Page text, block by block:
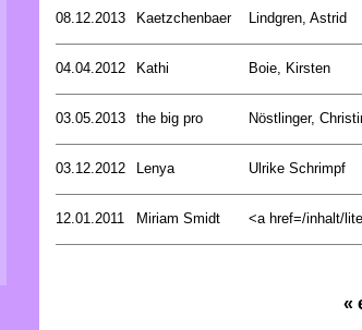
08.12.2013 Kaetzchenbaer Lindgren, Astrid
04.04.2012 Kathi Boie, Kirsten
03.05.2013 the big pro Nöstlinger,
03.12.2012 Lenya Ulrike Schrimpf
12.01.2011 Miriam Smidt <a href=/inhalt/
«